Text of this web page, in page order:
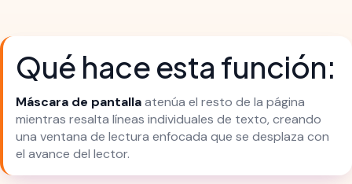
Qué hace esta función:
Máscara de pantallaatenúa el resto de la página
mientras resalta líneas individuales de texto, creando
una ventana de lectura enfocada que se desplaza con
el avance del lector.